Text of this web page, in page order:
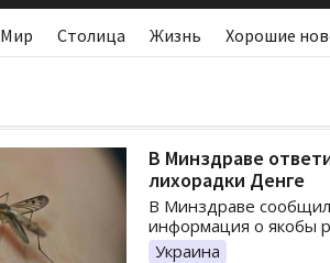
Мир Столица Жизнь Хорошие
В Минздраве
лихорадки Денге
В Минздраве
информация о якобы
Украина